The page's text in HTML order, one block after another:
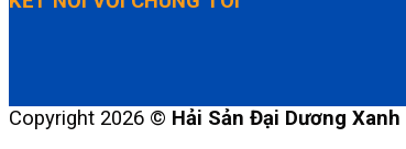
Copyright 2026 © Hải Sản Đại Dương Xanh